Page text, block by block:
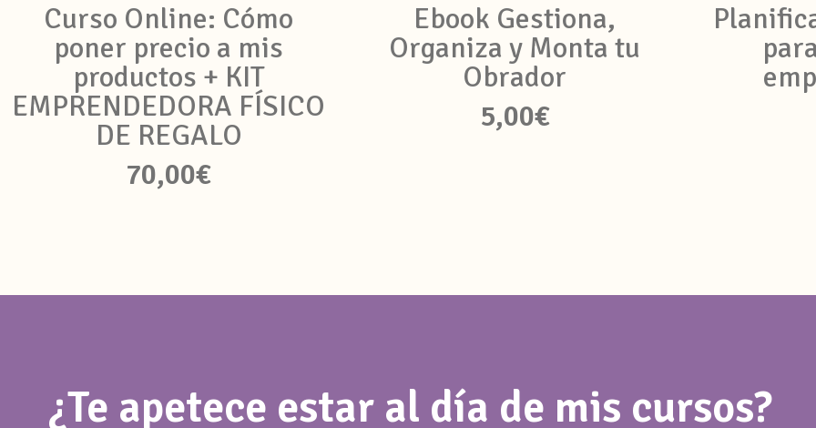
Curso Online: Cómo
poner precio a mis
productos + KIT
EMPRENDEDORA FÍSICO
DE REGALO
70,00€
Ebook Gestiona,
Organiza y Monta tu
Obrador
5,00€
¿Te apetece estar al día de mis cursos?